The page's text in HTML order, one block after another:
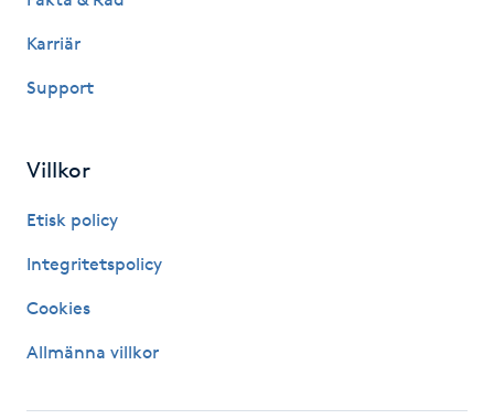
Hudvård
Hyperhidros
Karriär
Support
Villkor
Etisk policy
Integritetspolicy
Cookies
Allmänna villkor